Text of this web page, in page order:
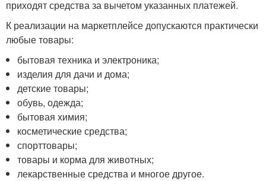
приходят средства за вычетом указанных платежей.
К реализации на маркетплейсе допускаются практически
любые товары:
бытовая техника и электроника;
изделия для дачи и дома;
детские товары;
обувь, одежда;
бытовая химия;
косметические средства;
спорттовары;
товары и корма для животных;
лекарственные средства и многое другое.